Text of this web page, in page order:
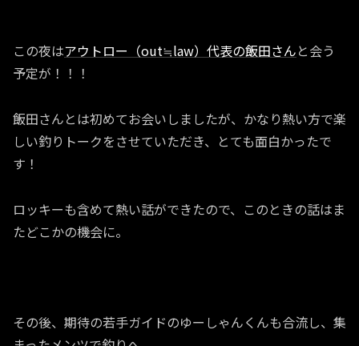
この夜はアウトロー（out≒law）代表の飯田さんと会う
予定が！！！
飯田さんとは初めてお会いしましたが、かなり熱い方で楽
しい釣りトークをさせていただき、とても面白かったで
す！
ロッキーも含めて熱い話ができたので、このときの話はま
たどこかの機会に。
その後、期待の若手ガイドのゆーしゃんくんも合流し、集